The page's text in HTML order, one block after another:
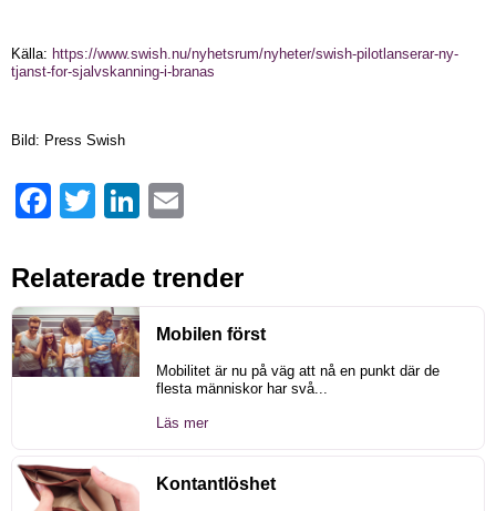
Källa: https://www.swish.nu/nyhetsrum/nyheter/swish-pilotlanserar-ny-
tjanst-for-sjalvskanning-i-branas
Bild: Press Swish
FacebookTwitter LinkedIn
Relaterade trender
Mobilen först
Mobilitet är nu på väg att nå en punkt där de
flesta människor har svå...
Läs mer
Kontantlöshet